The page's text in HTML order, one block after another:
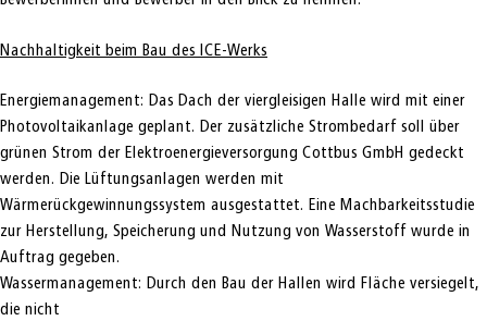
Nachhaltigkeit beim Bau des ICE-Werks
Energiemanagement: Das Dach der viergleisigen Halle wird mit einer
Photovoltaikanlage geplant. Der zusätzliche Strombedarf soll über
grünen Strom der Elektroenergieversorgung Cottbus GmbH gedeckt
werden. Die Lüftungsanlagen werden mit
Wärmerückgewinnungssystem ausgestattet. Eine Machbarkeitsstudie
zur Herstellung, Speicherung und Nutzung von Wasserstoff wurde in
Auftrag gegeben.
Wassermanagement: Durch den Bau der Hallen wird Fläche versiegelt,
die nicht